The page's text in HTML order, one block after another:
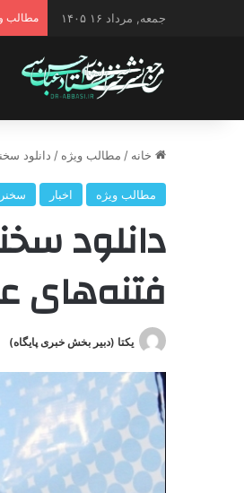
جمعه, مرداد ۱۶ ۱۴۰۵ مطالب
خانه / مطالب ویژه / دانلود
مطالب ویژه اخبار
دانلود
فتنه‌های
یکتا (دبیر بخش خبری پایگاه)